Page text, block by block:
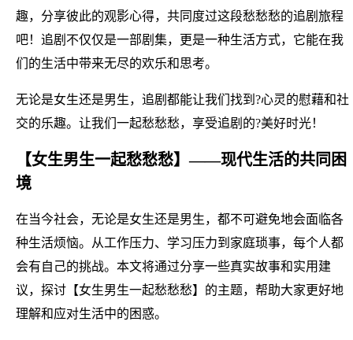
趣，分享彼此的观影心得，共同度过这段愁愁愁的追剧旅程
吧！追剧不仅仅是一部剧集，更是一种生活方式，它能在我
们的生活中带来无尽的欢乐和思考。
无论是女生还是男生，追剧都能让我们找到?心灵的慰藉和社
交的乐趣。让我们一起愁愁愁，享受追剧的?美好时光！
【女生男生一起愁愁愁】——现代生活的共同困
境
在当今社会，无论是女生还是男生，都不可避免地会面临各
种生活烦恼。从工作压力、学习压力到家庭琐事，每个人都
会有自己的挑战。本文将通过分享一些真实故事和实用建
议，探讨【女生男生一起愁愁愁】的主题，帮助大家更好地
理解和应对生活中的困惑。